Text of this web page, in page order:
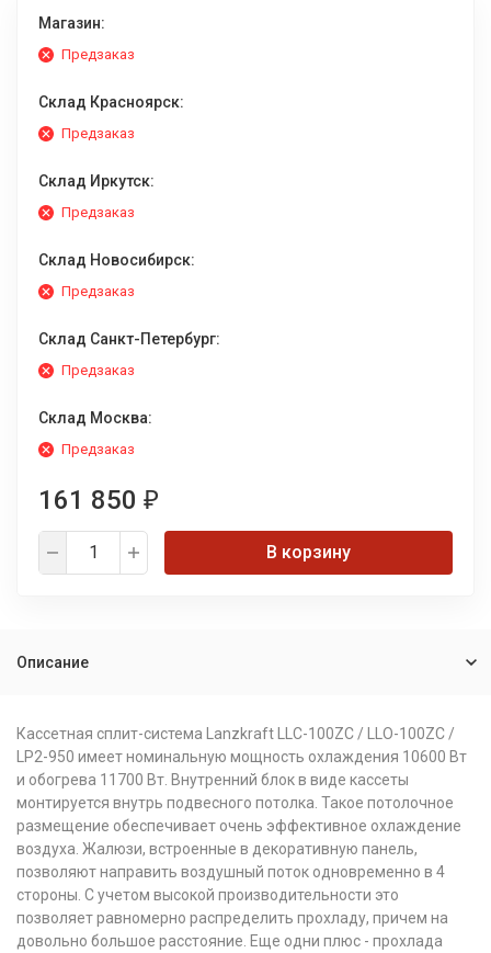
Магазин:
Предзаказ
Склад Красноярск:
Предзаказ
Склад Иркутск:
Предзаказ
Склад Новосибирск:
Предзаказ
Склад Санкт-Петербург:
Предзаказ
Склад Москва:
Предзаказ
161 850 ₽
В корзину
Описание
Кассетная сплит-система Lanzkraft LLC-100ZС / LLO-100ZС /
LP2-950 имеет номинальную мощность охлаждения 10600 Вт
и обогрева 11700 Вт. Внутренний блок в виде кассеты
монтируется внутрь подвесного потолка. Такое потолочное
размещение обеспечивает очень эффективное охлаждение
воздуха. Жалюзи, встроенные в декоративную панель,
позволяют направить воздушный поток одновременно в 4
стороны. С учетом высокой производительности это
позволяет равномерно распределить прохладу, причем на
довольно большое расстояние. Еще одни плюс - прохлада